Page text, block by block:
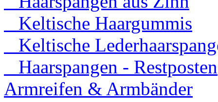
Keltische Haargummis
Keltische
Haarspangen - Restposten
Armreifen & Armbänder